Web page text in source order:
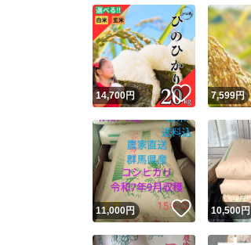
14,700円 いいね！
7,599円
11,000円 いいね！
10,500円